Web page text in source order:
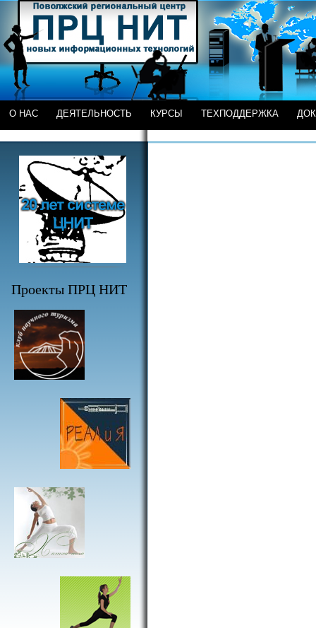
О НАС ДЕЯТЕЛЬНОСТЬ КУРСЫ ТЕХПОДДЕРЖКА
Проекты ПРЦ НИТ